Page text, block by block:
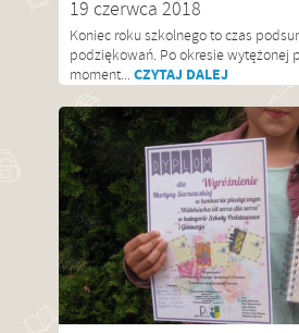
19 czerwca 2018
Koniec roku szkolnego to czas
podziękowań. Po okresie wytężonej
moment... CZYTAJ DALEJ